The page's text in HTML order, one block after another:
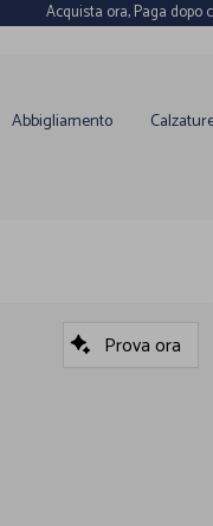
Acquista ora, Paga dopo
Abbigliamento
Prova ora